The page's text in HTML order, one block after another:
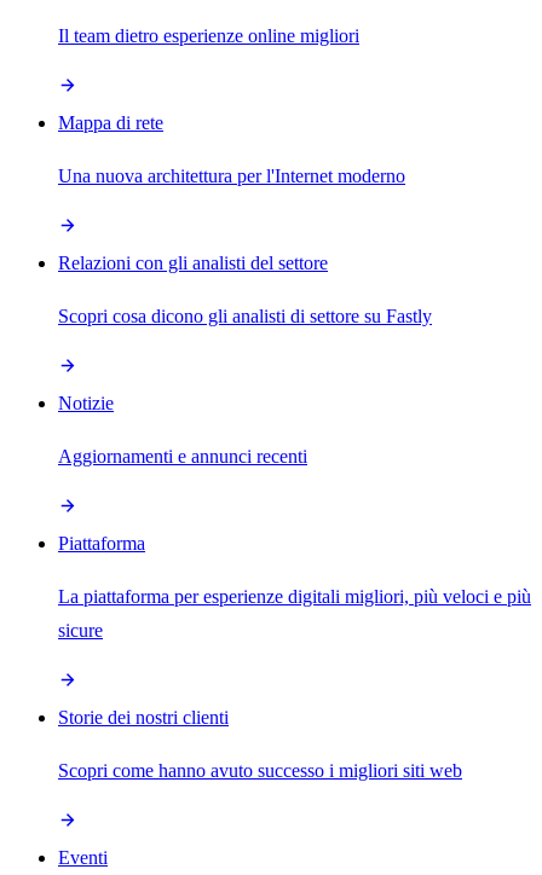
Il team dietro esperienze online migliori
Mappa di rete
Una nuova architettura per l'Internet moderno
Relazioni con gli analisti del settore
Scopri cosa dicono gli analisti di settore su Fastly
Notizie
Aggiornamenti e annunci recenti
Piattaforma
La piattaforma per esperienze digitali migliori, più veloci e più
sicure
Storie dei nostri clienti
Scopri come hanno avuto successo i migliori siti web
Eventi